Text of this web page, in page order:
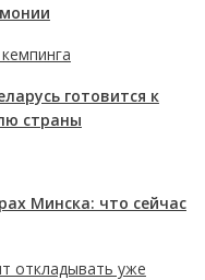
готовится к
страны
Минска: что сейчас
откладывать уже